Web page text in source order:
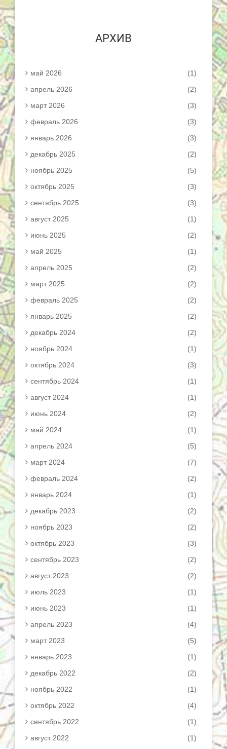
АРХИВ
май 2026
(1)
апрель 2026
(2)
март 2026
(3)
февраль 2026
(3)
январь 2026
(3)
декабрь 2025
(2)
ноябрь 2025
(5)
октябрь 2025
(3)
сентябрь 2025
(3)
август 2025
(1)
июнь 2025
(2)
май 2025
(1)
апрель 2025
(2)
март 2025
(2)
февраль 2025
(2)
январь 2025
(2)
декабрь 2024
(2)
ноябрь 2024
(1)
октябрь 2024
(3)
сентябрь 2024
(1)
август 2024
(1)
июнь 2024
(2)
май 2024
(1)
апрель 2024
(5)
март 2024
(7)
февраль 2024
(2)
январь 2024
(1)
декабрь 2023
(2)
ноябрь 2023
(2)
октябрь 2023
(3)
сентябрь 2023
(2)
август 2023
(2)
июль 2023
(1)
июнь 2023
(1)
апрель 2023
(4)
март 2023
(5)
январь 2023
(1)
декабрь 2022
(2)
ноябрь 2022
(1)
октябрь 2022
(4)
сентябрь 2022
(1)
август 2022
(1)